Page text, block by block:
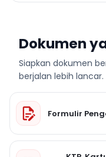
Dokumen
Siapkan dokumen
berjalan lebih lancar.
Formulir